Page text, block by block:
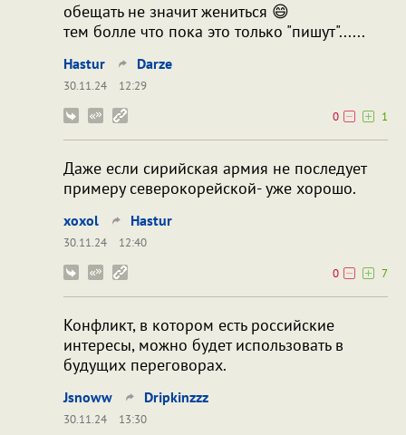
обещать не значит жениться 😄
тем болле что пока это только "пишут"......
Hastur Darze
30.11.24
12:29
0
1
Даже если сирийская армия не последует
примеру северокорейской- уже хорошо.
xoxol Hastur
30.11.24
12:40
0
7
Конфликт, в котором есть российские
интересы, можно будет использовать в
будущих переговорах.
Jsnoww Dripkinzzz
30.11.24 13:30